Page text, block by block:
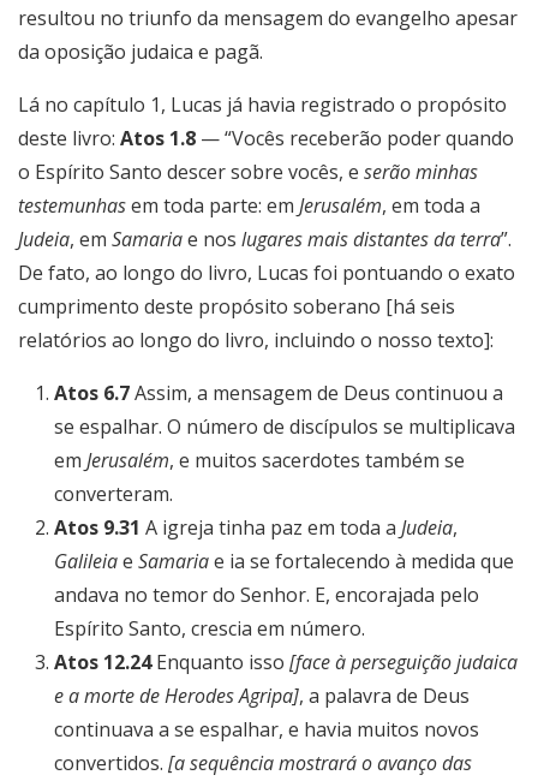
resultou no triunfo da mensagem do evangelho apesar
da oposição judaica e pagã.
Lá no capítulo 1, Lucas já havia registrado o propósito
deste livro: Atos 1.8 — “Vocês receberão poder quando
o Espírito Santo descer sobre vocês, e serão minhas
testemunhasem toda parte: em Jerusalém, em toda a
Judeia, em Samariae nos lugares mais distantes da terra”.
De fato, ao longo do livro, Lucas foi pontuando o exato
cumprimento deste propósito soberano [há seis
relatórios ao longo do livro, incluindo o nosso texto]:
Atos 6.7Assim, a mensagem de Deus continuou a
se espalhar. O número de discípulos se multiplicava
em Jerusalém, e muitos sacerdotes também se
converteram.
Atos 9.31 A igreja tinha paz em toda a Judeia,
Galileiae Samariae ia se fortalecendo à medida que
andava no temor do Senhor. E, encorajada pelo
Espírito Santo, crescia em número.
Atos 12.24Enquanto isso [face à perseguição judaica
e a morte de Herodes Agripa], a palavra de Deus
continuava a se espalhar, e havia muitos novos
convertidos. [a sequência mostrará o avanço das